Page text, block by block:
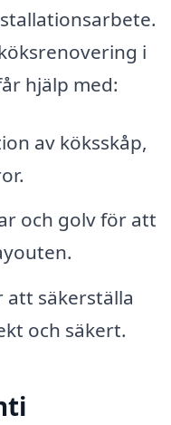
i
hjälp med:
av köksskåp,
och golv för att
att säkerställa
och säkert.